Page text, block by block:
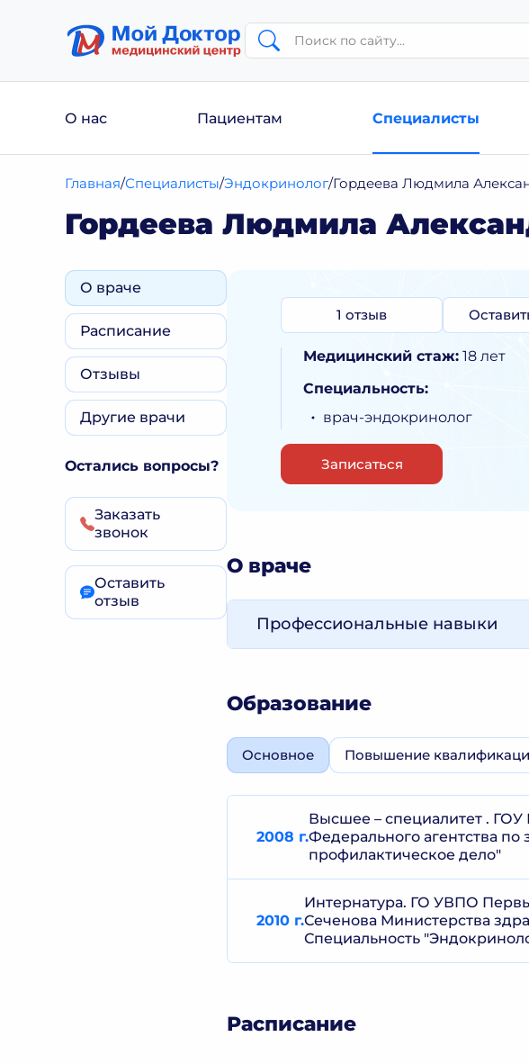
О нас Пациентам Специалисты
Главная Специалисты Эндокринолог Гордеева Людмила
Гордеева Людмила
О враче
Расписание
Отзывы
Другие врачи
Остались вопросы?
Заказать
звонок
Оставить
отзыв
1 отзыв
Медицинский стаж: 18 лет
Специальность:
врач-эндокринолог
Записаться
О враче
Профессиональные навыки
Образование
Основное Повышение
2008 г.
Высшее – специалитет .
Федерального агентства
профилактическое дело"
2010 г.
Интернатура. ГО УВПО
Сеченова Министерства
Специальность
Расписание